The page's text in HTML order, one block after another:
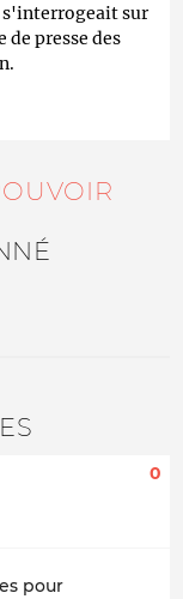
s'interrogeait sur
presse des
0
pour